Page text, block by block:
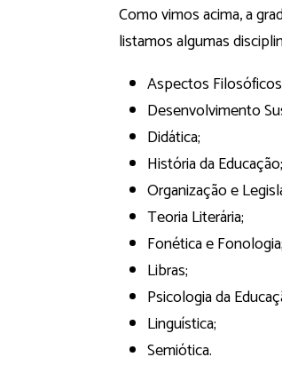
Como vimos acima, a
listamos algumas
Aspectos
Desenvolvimento
Didática;
História da Educação;
Organização e
Teoria Literária;
Fonética e Fonologia;
Libras;
Psicologia da
Linguística;
Semiótica.